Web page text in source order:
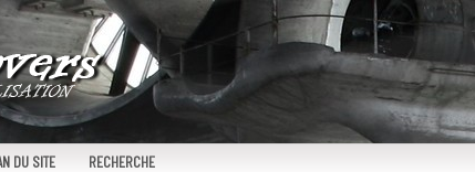
DU SITE RECHERCHE